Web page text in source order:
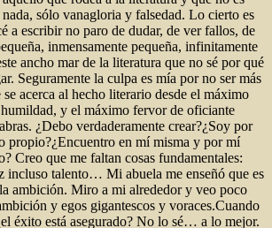
sólo vanagloria y falsedad. Lo cierto es
a escribir no paro de dudar, de ver fallos, de
inmensamente pequeña, infinitamente
ancho mar de la literatura que no sé por qué
Seguramente la culpa es mía por no ser más
acerca al hecho literario desde el máximo
y el máximo fervor de oficiante
¿Debo verdaderamente crear?¿Soy por
propio?¿Encuentro en mí misma y por mí
Creo que me faltan cosas fundamentales:
incluso talento… Mi abuela me enseñó que es
ambición. Miro a mi alrededor y veo poco
y egos gigantescos y voraces.Cuando
éxito está asegurado? No lo sé… a lo mejor.